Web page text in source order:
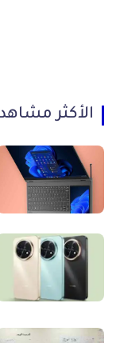
الأكثر مشاهدة